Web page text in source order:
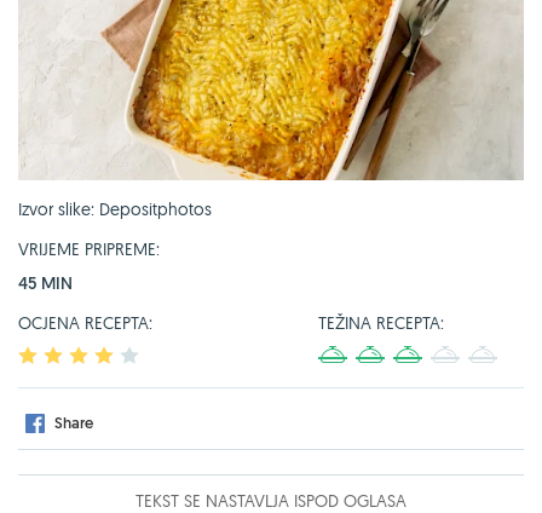
Izvor slike: Depositphotos
VRIJEME PRIPREME:
45 MIN
OCJENA RECEPTA:
2 3 4
TEŽINA RECEPTA:
4
Share
TEKST SE NASTAVLJA ISPOD OGLASA